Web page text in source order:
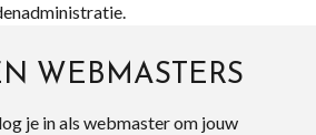
WEBMASTERS
je in als webmaster om jouw